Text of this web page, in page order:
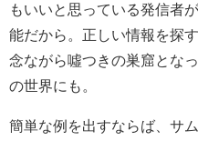
もいいと思っている発信者
能だから。正しい情報を探
念ながら噓つきの巣窟とな
の世界にも。
簡単な例を出すならば、サ